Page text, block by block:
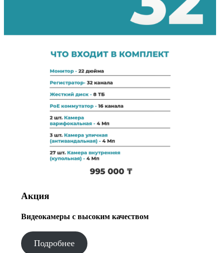
Акция
Видеокамеры с высоким качеством
Подробнее